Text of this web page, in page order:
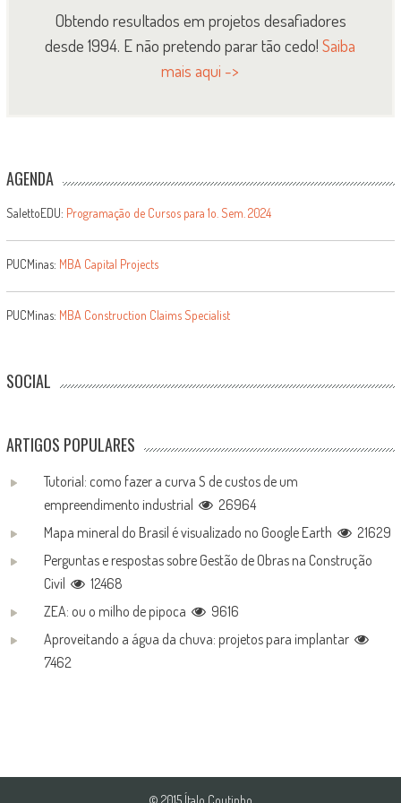
Obtendo resultados em projetos desafiadores
desde 1994. E não pretendo parar tão cedo!Saiba
mais aqui ->
AGENDA
SalettoEDU: Programação de Cursos para 1o. Sem. 2024
PUCMinas: MBA Capital Projects
PUCMinas: MBA Construction Claims Specialist
SOCIAL
ARTIGOS POPULARES
Tutorial: como fazer a curva S de custos de um
empreendimento industrial
26964
Mapa mineral do Brasil é visualizado no Google Earth
21629
Perguntas e respostas sobre Gestão de Obras na Construção
Civil
12468
ZEA: ou o milho de pipoca
9616
Aproveitando a água da chuva: projetos para implantar
7462